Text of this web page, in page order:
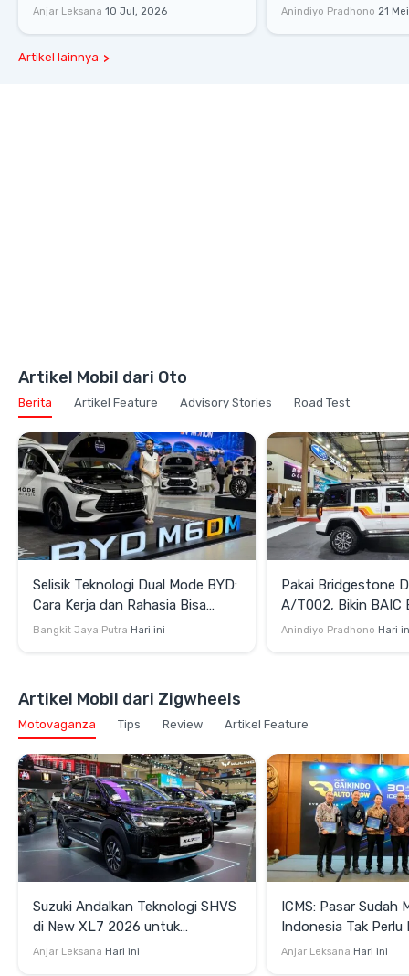
Sadair's Spear Ukuran Asli Sukses
Anjar Leksana 10 Jul, 2026
Senayan, Hadirkan
Anindiyo Pradhono 21
Artikel lainnya
Artikel Mobil dari Oto
Berita Artikel Feature Advisory Stories Road Test
Selisik Teknologi Dual Mode BYD:
Cara Kerja dan Rahasia Bisa
Efisien juga Bertenaga
Bangkit Jaya Putra Hari ini
Pakai Bridgestone
A/T002, Bikin BAIC
Terlihat Lebih
Anindiyo Pradhono Hari
Artikel Mobil dari Zigwheels
Motovaganza Tips Review Artikel Feature
Suzuki Andalkan Teknologi SHVS
di New XL7 2026 untuk
Mendukung Efisiensi Berkendara
Anjar Leksana Hari ini
ICMS: Pasar Sudah
Indonesia Tak Perlu
Satu Teknologi
Anjar Leksana Hari ini